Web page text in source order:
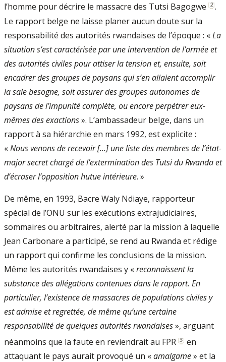
l’homme pour décrire le massacre des Tutsi Bagogwe [2].
Le rapport belge ne laisse planer aucun doute sur la
responsabilité des autorités rwandaises de l’époque : «La
situation s’est caractérisée par une intervention de l’armée et
des autorités civiles pour attiser la tension et, ensuite, soit
encadrer des groupes de paysans qui s’en allaient accomplir
la sale besogne, soit assurer des groupes autonomes de
paysans de l’impunité complète, ou encore perpétrer eux-
mêmes des exactions». L’ambassadeur belge, dans un
rapport à sa hiérarchie en mars 1992, est explicite :
«Nous venons de recevoir [...] une liste des membres de l’état-
major secret chargé de l’extermination des Tutsi du Rwanda et
d’écraser l’opposition hutue intérieure. »
De même, en 1993, Bacre Waly Ndiaye, rapporteur
spécial de l’ONU sur les exécutions extrajudiciaires,
sommaires ou arbitraires, alerté par la mission à laquelle
Jean Carbonare a participé, se rend au Rwanda et rédige
un rapport qui confirme les conclusions de la mission.
Même les autorités rwandaises y «reconnaissent la
substance des allégations contenues dans le rapport. En
particulier, l’existence de massacres de populations civiles y
est admise et regrettée, de même qu’une certaine
responsabilité de quelques auto­rités rwandaises», arguant
néanmoins que la faute en reviendrait au FPR [3] en
attaquant le pays aurait provoqué un «amalgame» et la